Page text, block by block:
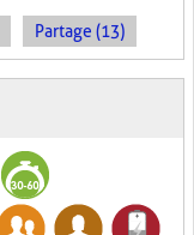
Partage (13)